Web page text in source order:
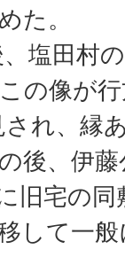
た。
塩田村
の像が
れ、縁
後、伊
旧宅の
して一